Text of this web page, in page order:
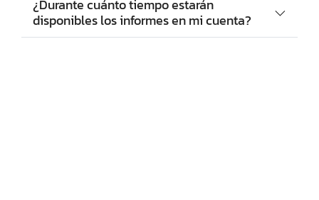
¿Durante cuánto tiempo estarán
disponibles los informes en mi cuenta?